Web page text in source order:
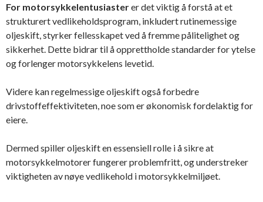
For motorsykkelentusiasterer det viktig å forstå at et
strukturert vedlikeholdsprogram, inkludert rutinemessige
oljeskift, styrker fellesskapet ved å fremme pålitelighet og
sikkerhet. Dette bidrar til å opprettholde standarder for ytelse
og forlenger motorsykkelens levetid.
Videre kan regelmessige oljeskift også forbedre
drivstoffeffektiviteten, noe som er økonomisk fordelaktig for
eiere.
Dermed spiller oljeskift en essensiell rolle i å sikre at
motorsykkelmotorer fungerer problemfritt, og understreker
viktigheten av nøye vedlikehold i motorsykkelmiljøet.